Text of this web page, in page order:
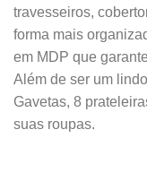
travesseiros,
forma mais
em MDP que
Além de ser um
Gavetas, 8
suas roupas.